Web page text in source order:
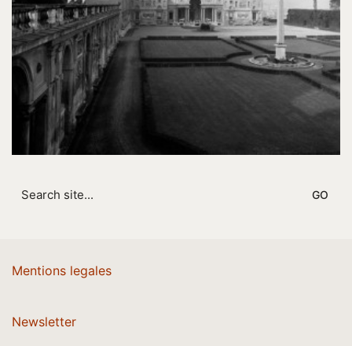
for:
Mentions legales
Newsletter